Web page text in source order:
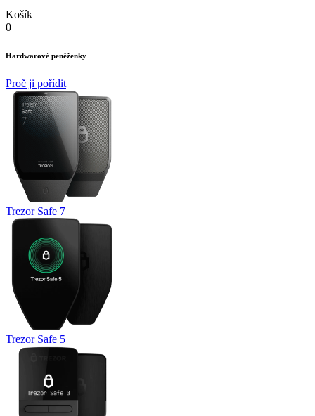
Košík
0
Hardwarové peněženky
Proč ji pořídit
Trezor Safe 7
Trezor Safe 5